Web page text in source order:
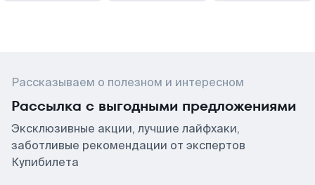
Рассказываем о полезном и интересном
Рассылка с выгодными предложениями
Эксклюзивные акции, лучшие лайфхаки,
заботливые рекомендации от экспертов
Купибилета